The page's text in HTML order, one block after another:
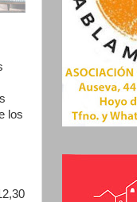
los